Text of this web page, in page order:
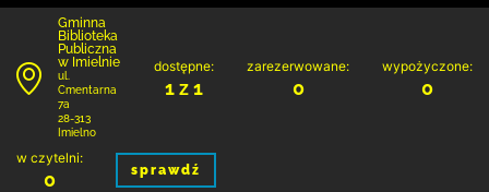
Gminna
Biblioteka
Publiczna
w Imielnie
ul.
Cmentarna
7a
28-313
Imielno
dostępne:
1 z 1
zarezerwowane:
0
wypożyczone:
0
w czytelni:
0 sprawdź